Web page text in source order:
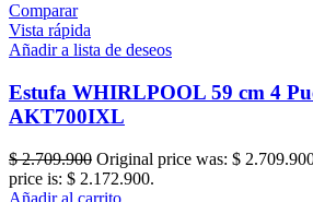
Comparar
Vista rápida
Añadir a lista de deseos
Estufa WHIRLPOOL 59 cm 4
AKT700IXL
$2.709.900 Original price was: $
price is: $ 2.172.900.
Añadir al carrito